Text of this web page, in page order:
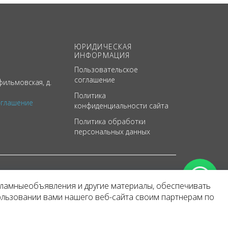
д.
ЮРИДИЧЕСКАЯ
ИНФОРМАЦИЯ
Пользовательское
соглашение
Политика
конфиденциальности сайта
Политика обработки
персональных данных
и другие материалы, обеспечивать
вами нашего веб-сайта своим партнерам по